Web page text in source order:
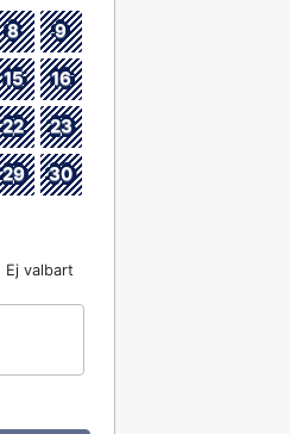
8 9
15 16
22 23
29 30
Ej valbart